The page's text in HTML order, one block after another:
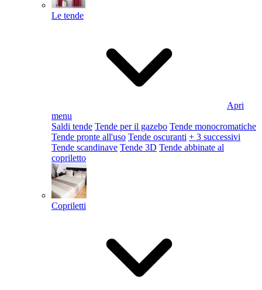
Le tende
Apri
menu
Saldi tende Tende per il gazebo Tende monocromatiche
Tende pronte all'uso Tende oscuranti + 3 successivi
Tende scandinave Tende 3D Tende abbinate al
copriletto
Copriletti